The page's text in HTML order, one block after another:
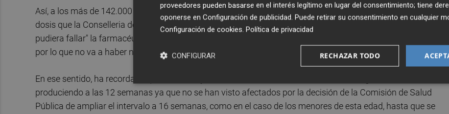
Así, a los más de 142.000 viales que llegarán este semana a la Comunitat Valenciana hay que sumar las
dosis que la Conselleria de Sanidad mantiene "almacenadas en previsión y planificación futura de que
pudiera fallar" la farmacéutica en sus entregas. "Hemos sido prudentes y conservadores y tenemos stock,
por lo que no va a haber ningún problema para vacunarse con AstraZeneca", ha recalcado.
En ese sentido, ha recordado que en los mayores de 60 años la administración de la segunda dosis se está
produciendo a las 12 semanas ya que no se han visto afectados por la decisión de la Comisión de Salud
Pública de ampliar el intervalo a 16 semanas, como en el caso de los menores de esta edad, hasta que se
proveedores pueden basarse en el interés legítimo en lugar del consentimiento; tiene
oponerse en Configuración de publicidad. Puede retirar su consentimiento en cualquier
Configuración de cookies. Política de privacidad
RECHAZAR TODO
CONFIGURAR